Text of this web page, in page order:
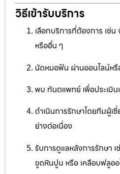
วิธีเข้ารับบริการ
เลือกบริการที่ต้องการ เ
หรืออื่น ๆ
นัดหมอฟัน ผ่านออนไลน์หรื
พบ ทันตแพทย์ เพื่อประเมิน
ดำเนินการรักษาโดยทีมผู้
ย่างต่อเนื่อง
รับการดูแลหลังการรักษา
ขูดหินปูน หรือ เคลือบฟลูอ